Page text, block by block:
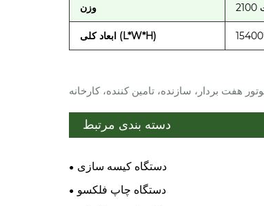
وزن
ابعاد کلی (L*W*H)
هفت بردار، سازنده، تامین کننده، کارخانه
دسته بندی مرتبط
دستگاه کیسه سازی
دستگاه چاپ فلکسو